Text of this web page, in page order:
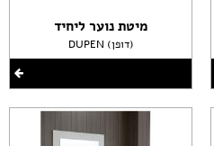
מיטת נוער ליחיד
DUPEN (דופן)